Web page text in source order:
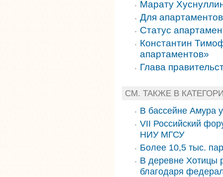
Марату
Для
Статус
Константин
апартаментов»
Глава
СМ. ТАКЖЕ В
В бассейне Амура
VII Российский
НИУ МГСУ
Более 10,5 тыс.
В деревне Хотицы
благодаря